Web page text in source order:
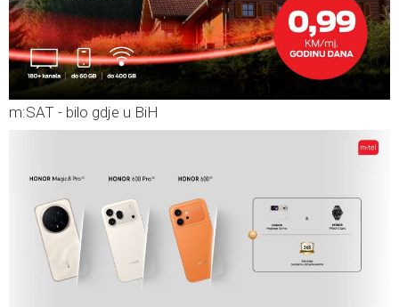
m:SAT - bilo gdje u BiH